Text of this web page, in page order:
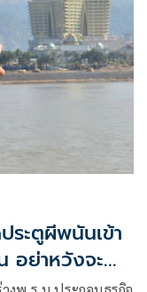
ะตูผีพนันเข้า
อย่าหวังจะ